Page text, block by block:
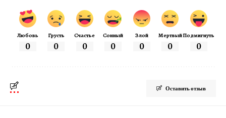
Любовь
0
Грусть
0
Счастье
0
Сонный
0
Злой
0
Мертвый
0
Подмигнуть
0
Оставить отзыв